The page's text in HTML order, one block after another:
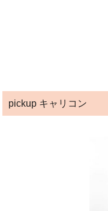
pickup キャリコン